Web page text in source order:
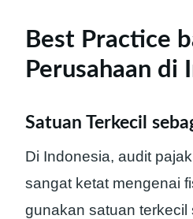
Best Practice
Perusahaan di
Satuan Terkecil
Di Indonesia, audit
sangat ketat mengenai
gunakan satuan terkecil